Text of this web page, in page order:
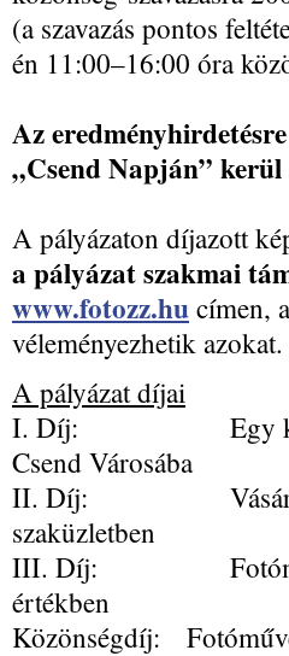
(a szavazás pontos
én 11:00–16:00 óra
Az
„Csend Napján”
A pályázaton díjazott
a pályázat szakmai
www.fotozz.hu címen,
véleményezhetik azokat.
A pályázat díjai
I. Díj: Egy
Csend Városába
II. Díj: Vásárlási
szaküzletben
III. Díj:
értékben
Közönségdíj: